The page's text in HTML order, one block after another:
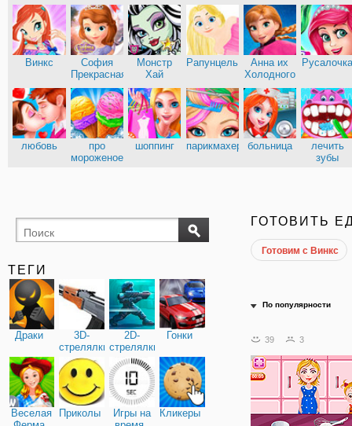
Эльза из
Холодного
сердца
Кухня
Сары
Винкс
София
Прекрасная
Монстр
Хай
Рапунцель
Анна их
Холодного
сердца
любовь
про
мороженое
шоппинг парикмахерскиебольница
лечить
зубы
ТЕГИ
Драки
3D-
стрелялки
2D-
стрелялки
Гонки
Веселая
Приколы
Игры на
Кликеры
ГОТОВИТЬ
Готовим с Винкс
По популярности
39 3